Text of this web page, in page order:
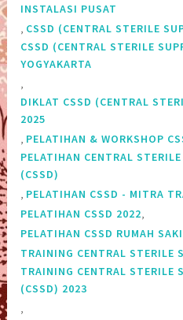
INSTALASI PUSAT
, CSSD (CENTRAL STERILE
CSSD (CENTRAL STERILE
YOGYAKARTA
,
DIKLAT CSSD (CENTRAL
2025
, PELATIHAN & WORKSHOP
PELATIHAN CENTRAL
(CSSD)
, PELATIHAN CSSD - MITRA
PELATIHAN CSSD 2022,
PELATIHAN CSSD RUMAH
TRAINING CENTRAL STERILE
TRAINING CENTRAL STERILE
(CSSD) 2023
,